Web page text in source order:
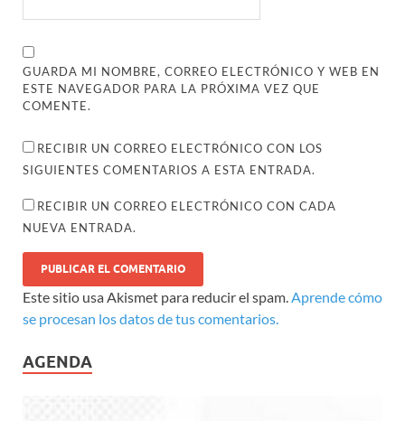
GUARDA MI NOMBRE, CORREO ELECTRÓNICO Y WEB EN
ESTE NAVEGADOR PARA LA PRÓXIMA VEZ QUE
COMENTE.
RECIBIR UN CORREO ELECTRÓNICO CON LOS
SIGUIENTES COMENTARIOS A ESTA ENTRADA.
RECIBIR UN CORREO ELECTRÓNICO CON CADA
NUEVA ENTRADA.
Este sitio usa Akismet para reducir el spam. Aprende cómo
se procesan los datos de tus comentarios.
AGENDA